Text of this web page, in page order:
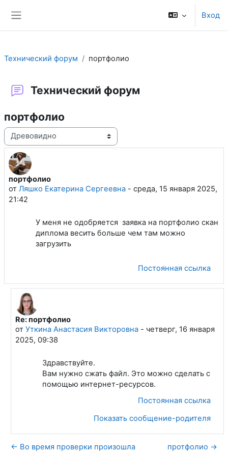
Вход
Технический форум портфолио
Технический форум
портфолио
Режим отображения
портфолио
от Ляшко Екатерина Сергеевна - среда, 15 января 2025,
21:42
Количество ответов: 1
У меня не одобряется заявка на портфолио скан
диплома весить больше чем там можно
загрузить
Постоянная ссылка
В ответ на Ляшко Екатерина Сергеевна
Re: портфолио
от Уткина Анастасия Викторовна- четверг, 16 января
2025, 09:38
Здравствуйте.
Вам нужно сжать файл. Это можно сделать с
помощью интернет-ресурсов.
Постоянная ссылка
Показать сообщение-родителя
← Во время проверки произошла протфолио →